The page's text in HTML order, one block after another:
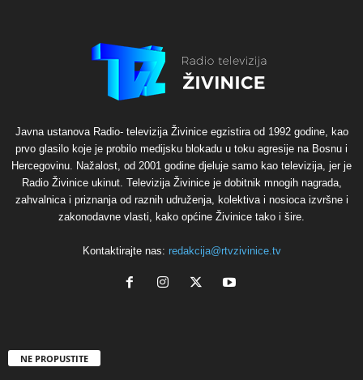
Javna ustanova Radio- televizija Živinice egzistira od 1992 godine, kao
prvo glasilo koje je probilo medijsku blokadu u toku agresije na Bosnu i
Hercegovinu. Nažalost, od 2001 godine djeluje samo kao televizija, jer je
Radio Živinice ukinut. Televizija Živinice je dobitnik mnogih nagrada,
zahvalnica i priznanja od raznih udruženja, kolektiva i nosioca izvršne i
zakonodavne vlasti, kako općine Živinice tako i šire.
Kontaktirajte nas: redakcija@rtvzivinice.tv
NE PROPUSTITE